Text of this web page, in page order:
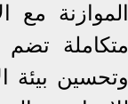
الموازنة مع
متكاملة تضم
وتحسين بيئة